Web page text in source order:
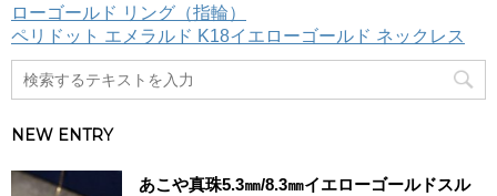
ローゴールド リング（指輪）
ペリドット エメラルド K18イエローゴールド ネックレス
NEW ENTRY
あこや真珠5.3㎜/8.3㎜イエローゴールドスル